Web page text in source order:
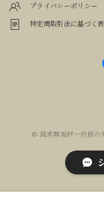
プライバシーポリシー
特定商取引法に基づく
© 銘木無垢材一枚板の